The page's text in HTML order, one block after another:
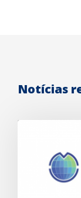
Notícias